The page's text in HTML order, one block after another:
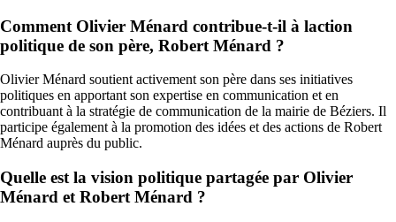
Comment Olivier Ménard contribue-t-il à laction
politique de son père, Robert Ménard ?
Olivier Ménard soutient activement son père dans ses initiatives
politiques en apportant son expertise en communication et en
contribuant à la stratégie de communication de la mairie de Béziers. Il
participe également à la promotion des idées et des actions de Robert
Ménard auprès du public.
Quelle est la vision politique partagée par Olivier
Ménard et Robert Ménard ?